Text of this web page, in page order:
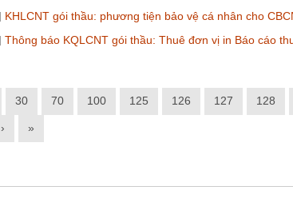
KHLCNT gói thầu: phương tiện bảo vệ cá nhân cho
Thông báo KQLCNT gói thầu: Thuê đơn vị in Báo cáo
30 70 100 125 126 127 128
› »